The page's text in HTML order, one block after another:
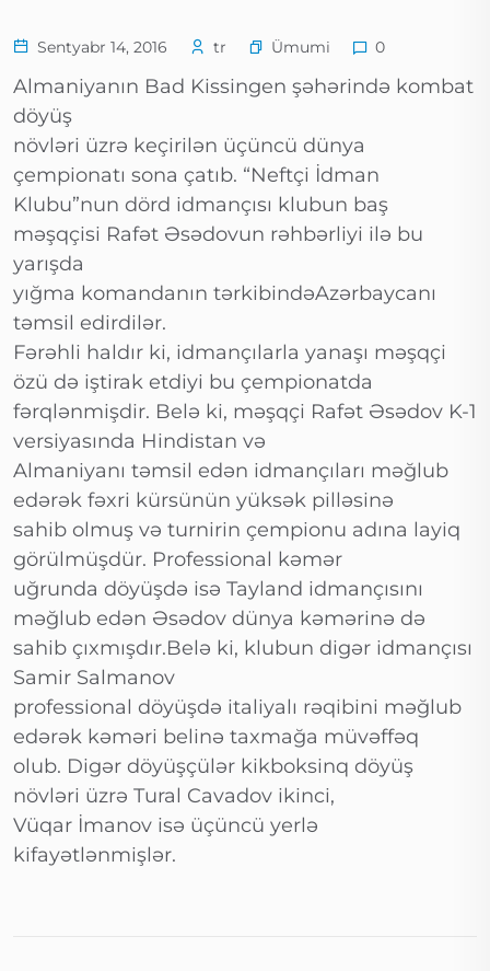
Sentyabr 14, 2016 tr Ümumi 0
Almaniyanın Bad Kissingen şəhərində kombat
döyüş
növləri üzrə keçirilən üçüncü dünya
çempionatı sona çatıb. “Neftçi İdman
Klubu”nun dörd idmançısı klubun baş
məşqçisi Rafət Əsədovun rəhbərliyi ilə bu
yarışda
yığma komandanın tərkibindəAzərbaycanı
təmsil edirdilər.
Fərəhli haldır ki, idmançılarla yanaşı məşqçi
özü də iştirak etdiyi bu çempionatda
fərqlənmişdir. Belə ki, məşqçi Rafət Əsədov K-1
versiyasında Hindistan və
Almaniyanı təmsil edən idmançıları məğlub
edərək fəxri kürsünün yüksək pilləsinə
sahib olmuş və turnirin çempionu adına layiq
görülmüşdür. Professional kəmər
uğrunda döyüşdə isə Tayland idmançısını
məğlub edən Əsədov dünya kəmərinə də
sahib çıxmışdır.Belə ki, klubun digər idmançısı
Samir Salmanov
professional döyüşdə italiyalı rəqibini məğlub
edərək kəməri belinə taxmağa müvəffəq
olub. Digər döyüşçülər kikboksinq döyüş
növləri üzrə Tural Cavadov ikinci,
Vüqar İmanov isə üçüncü yerlə
kifayətlənmişlər.